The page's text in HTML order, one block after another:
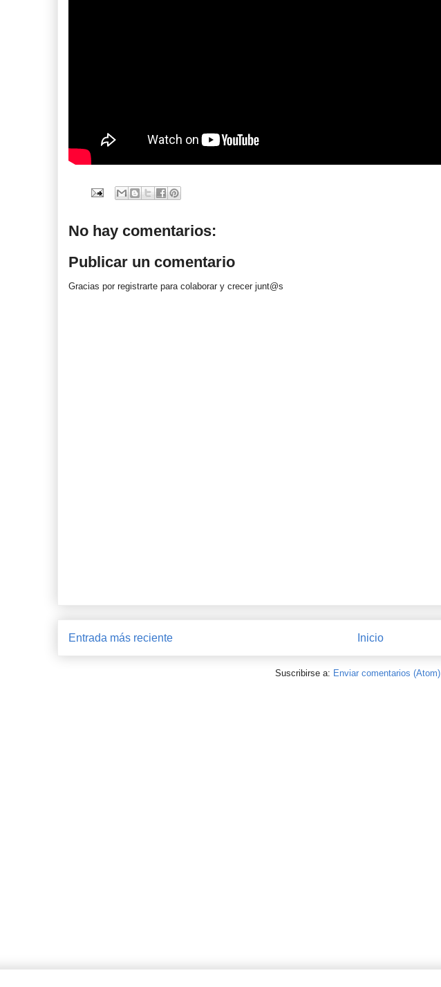
No hay comentarios:
Publicar un comentario
Gracias por registrarte para colaborar y crecer junt@s
Entrada más reciente Inicio
Suscribirse a: Enviar comentarios (Atom)